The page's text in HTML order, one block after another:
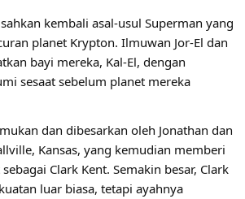
kembali asal-usul Superman yang
planet Krypton. Ilmuwan Jor-El dan
bayi mereka, Kal-El, dengan
sesaat sebelum planet mereka
dan dibesarkan oleh Jonathan dan
Kansas, yang kemudian memberi
Clark Kent. Semakin besar, Clark
luar biasa, tetapi ayahnya